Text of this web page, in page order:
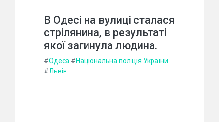
В Одесі на вулиці сталася
стрілянина, в результаті
якої загинула людина.
#Одеса #Національна поліція України
#Львів